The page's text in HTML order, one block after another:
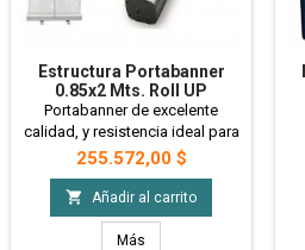
Estructura Portabanner
0.85x2 Mts. Roll UP
Aluminio Metalico X10 U.
Precio Mayorista
Portabanner de excelente
calidad, y resistencia ideal para
exposiciones o para mantener
armado en locales y comercios.
Con sistema Roll Up, mantiene
la tensión contaste sobre la
lona manteniéndola sin arrugas.
Precio
255.572,00 $
 Añadir al carrito
Más